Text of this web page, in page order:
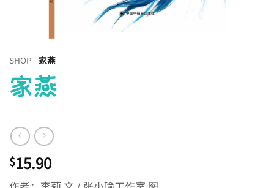
SHOP 家燕
家燕
$15.90